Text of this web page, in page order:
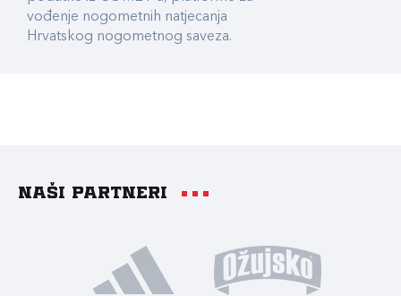
vođenje nogometnih natjecanja
Hrvatskog nogometnog saveza.
Naši partneri